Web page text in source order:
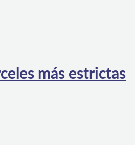
más estrictas